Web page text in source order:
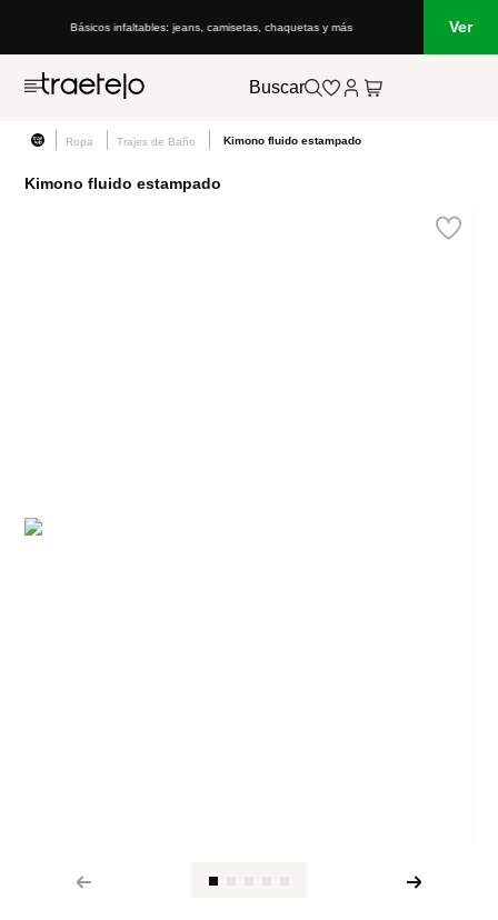
Básicos infaltables: jeans, camisetas, chaquetas y más Ver
Buscar
Ropa Trajes de Baño Kimono fluido estampado
Kimono fluido estampado